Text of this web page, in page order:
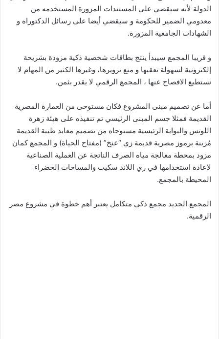
الدولة لأنه سيقضي على المستندات المزورة المستخدمه من
معدومي الضمير للحكومة و سيقضي أيضا على رسائل الدكتوراه و
الشهادات الجامعية المزورة.
و قريبا المجمع سيبدأ ينتج بطاقات شخصية ذكية مزودة بشريحة
إلكترونية لسهولة تعقبها و منع تزويرها، وغيرها الكثير من المهام لا
نستطيع الافصاح عنها ، المجمع الرقمي لا يقدر بثمن.
أما عن تصميم مبنى المشروع فكان مستوحى من العمارة المصرية
القديمة فمثلا جسم المبنى الرئيسي تم تنفيذه على هيئة زهرة
اللوتس والبوابة الرئيسية مستوحاه من تصميم معابد طيبة القديمة
مُزينة برموز مصرية قديمة زي “عنخ” (مفتاح الحياة) و المجمع كمان
مزود بمحطة معالجة مياه الصرف الناتجة عن العملية الصناعية
لإعادة استخدامها في ري اللاند سكيب والمساحات الخضراء
المحيطة بالمجمع.
المجمع الجديد مجمع ذكي متكامل يعتبر أهم خطوة في مشروع مصر
الرقمية.